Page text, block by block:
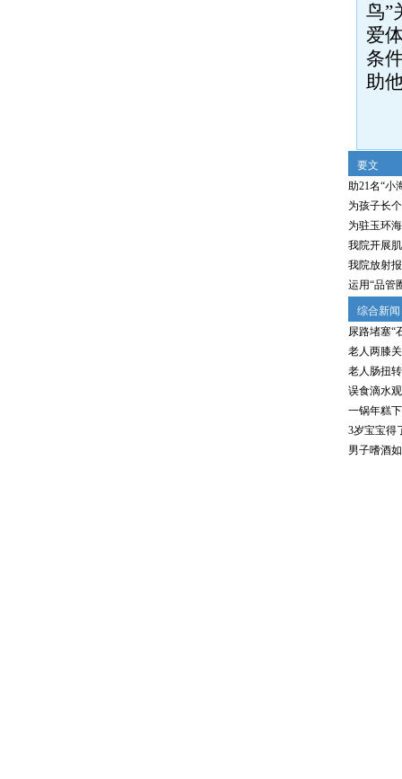
鸟”
爱
条
助
要文
助21名“小
为孩子长
为驻玉环
我院开展
我院放射
运用“品管
综合新闻
尿路堵塞“
老人两膝
老人肠扭
误食滴水
一锅年糕
3岁宝宝得
男子嗜酒